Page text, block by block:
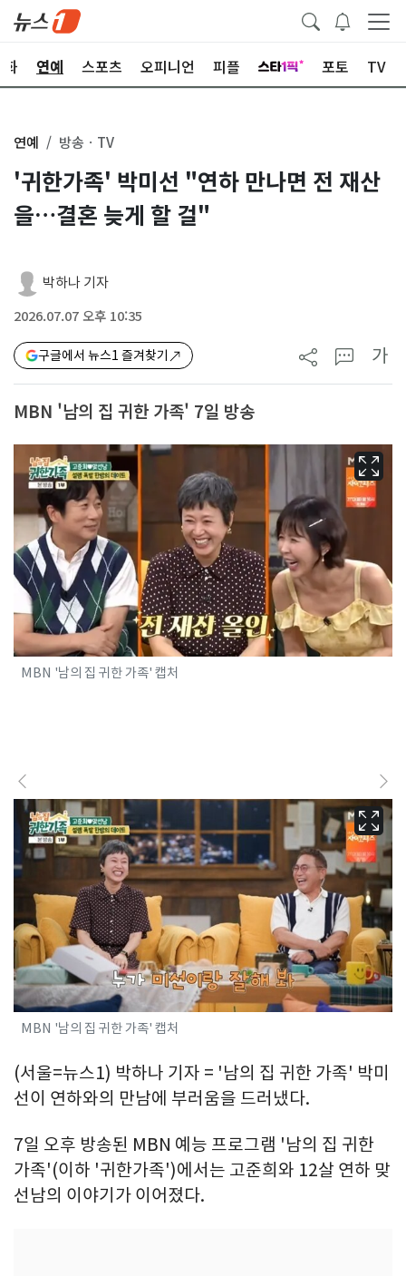
화 연예 스포츠 오피니언 피플 포토 TV
연예 방송ㆍTV
'귀한가족' 박미선 "연하 만나면 전 재산
을…결혼 늦게 할 걸"
박하나 기자
2026.07.07 오후 10:35
구글에서 뉴스1 즐겨찾기 가
MBN '남의 집 귀한 가족' 7일 방송
MBN '남의 집 귀한 가족' 캡처
MBN '남의 집 귀한 가족' 캡처
(서울=뉴스1) 박하나 기자 = '남의 집 귀한 가족' 박미
선이 연하와의 만남에 부러움을 드러냈다.
7일 오후 방송된 MBN 예능 프로그램 '남의 집 귀한
가족'(이하 '귀한가족')에서는 고준희와 12살 연하 맞
선남의 이야기가 이어졌다.